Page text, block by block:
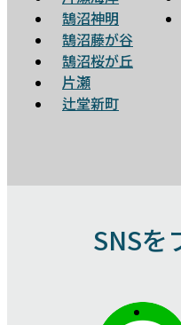
鵠沼神明
鵠沼藤が谷
鵠沼桜が丘
片瀬
辻堂新町
SNSを